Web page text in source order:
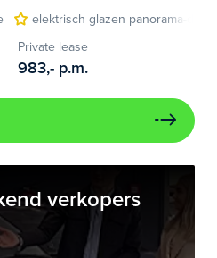
elektrisch glazen panorama-dak
Private lease
983,- p.m.
verkopers